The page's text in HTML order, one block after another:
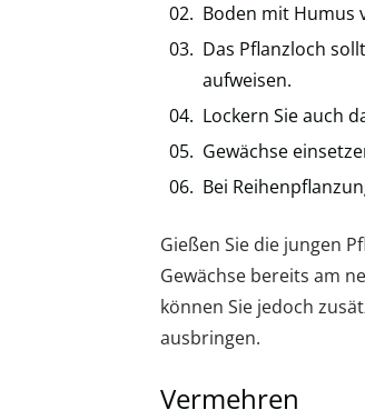
Boden mit Humus
Das Pflanzloch
aufweisen.
Lockern Sie auch
Gewächse
Bei
Gießen Sie die jungen
Gewächse bereits am
können Sie jedoch
ausbringen.
Vermehren